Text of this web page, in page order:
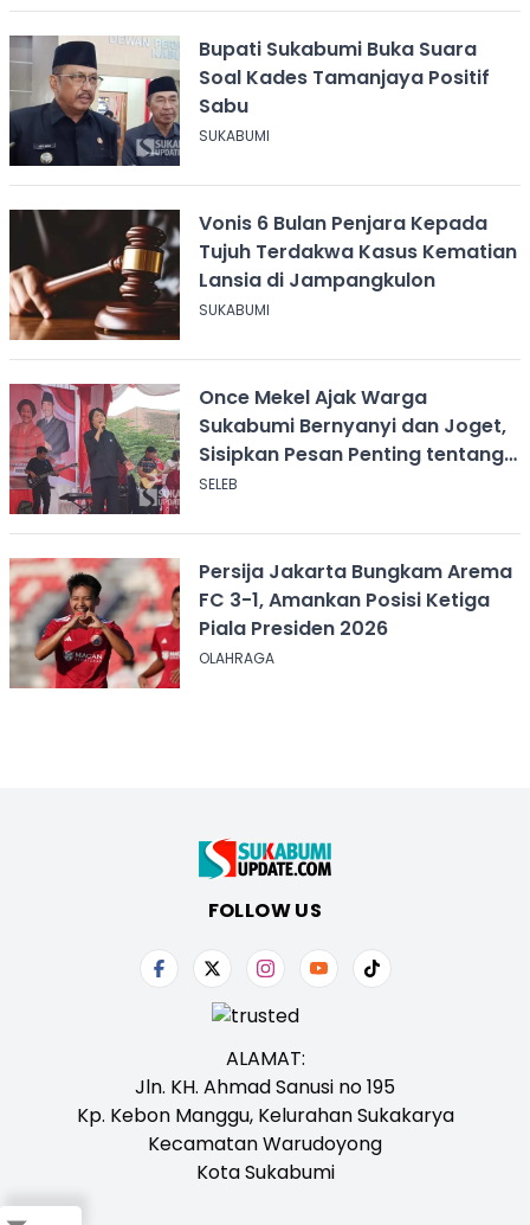
Bupati Sukabumi Buka Suara
Soal Kades Tamanjaya Positif
Sabu
SUKABUMI
Vonis 6 Bulan Penjara Kepada
Tujuh Terdakwa Kasus Kematian
Lansia di Jampangkulon
SUKABUMI
Once Mekel Ajak Warga
Sukabumi Bernyanyi dan Joget,
Sisipkan Pesan Penting tentang
ASI
SELEB
Persija Jakarta Bungkam Arema
FC 3-1, Amankan Posisi Ketiga
Piala Presiden 2026
OLAHRAGA
FOLLOW US
ALAMAT:
Jln. KH. Ahmad Sanusi no 195
Kp. Kebon Manggu, Kelurahan Sukakarya
Kecamatan Warudoyong
Kota Sukabumi